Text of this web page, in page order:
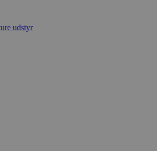
udstyr